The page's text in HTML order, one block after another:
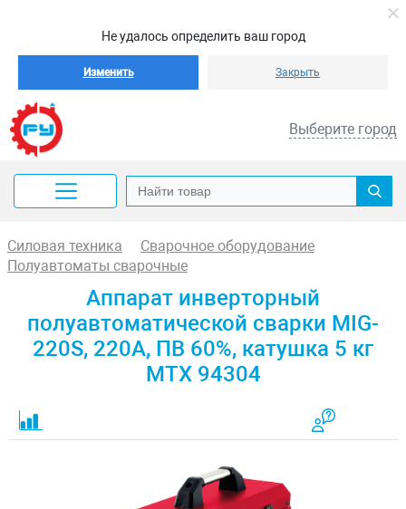
Не удалось определить ваш город
Изменить Закрыть
Выберите город
Силовая техника
Сварочное оборудование
Полуавтоматы сварочные
Аппарат инверторный
полуавтоматической сварки MIG-
220S, 220A, ПВ 60%, катушка 5 кг
MTX 94304